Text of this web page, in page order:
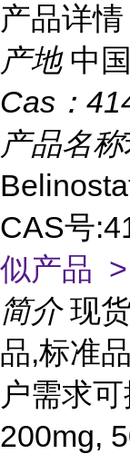
产品详情
产地 中
Cas：
产品名称
CAS号
似产品 >
简介 现
品,标准
户需求
200mg,